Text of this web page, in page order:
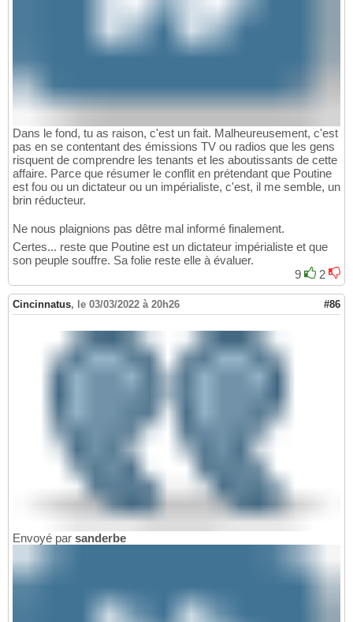
Dans le fond, tu as raison, c'est un fait. Malheureusement, c'est
pas en se contentant des émissions TV ou radios que les gens
risquent de comprendre les tenants et les aboutissants de cette
affaire. Parce que résumer le conflit en prétendant que Poutine
est fou ou un dictateur ou un impérialiste, c'est, il me semble, un
brin réducteur.
Ne nous plaignions pas dêtre mal informé finalement.
Certes... reste que Poutine est un dictateur impérialiste et que
son peuple souffre. Sa folie reste elle à évaluer.
9
2
Cincinnatus, le 03/03/2022 à 20h26 #86
Envoyé par sanderbe